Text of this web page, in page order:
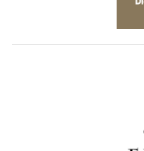
Visita il